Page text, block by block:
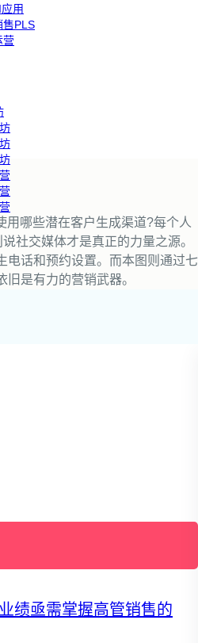
用
售PLS
营
用哪些潜在客户生成渠道?每个人
社交媒体才是真正的力量之源。
电话和预约设置。而本图则通过七
是有力的营销武器。
绩亟需掌握高管销售的